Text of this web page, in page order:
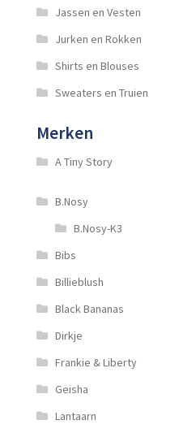
Jassen en Vesten
Jurken en Rokken
Shirts en Blouses
Sweaters en Truien
Merken
A Tiny Story
B.Nosy
B.Nosy-K3
Bibs
Billieblush
Black Bananas
Dirkje
Frankie & Liberty
Geisha
Lantaarn